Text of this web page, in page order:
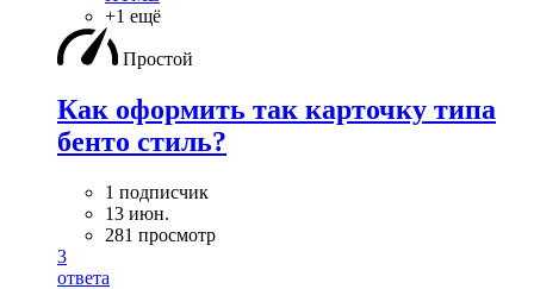
+1 ещё
Простой
Как оформить так карточку типа
бенто стиль?
1 подписчик
13 июн.
281 просмотр
3
ответа